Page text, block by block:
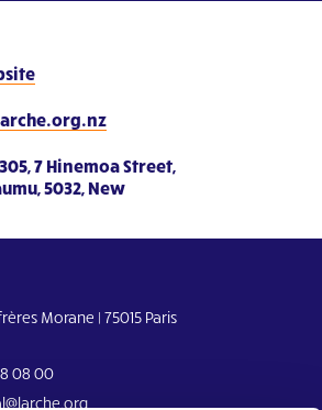
7 Hinemoa Street,
5032, New
Morane | 75015 Paris
08 00